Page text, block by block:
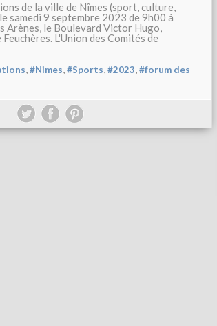
de la ville de Nîmes (sport, culture,
samedi 9 septembre 2023 de 9h00 à
Arènes, le Boulevard Victor Hugo,
L'Union des Comités de
,#Nimes,#Sports,#2023,#forum des